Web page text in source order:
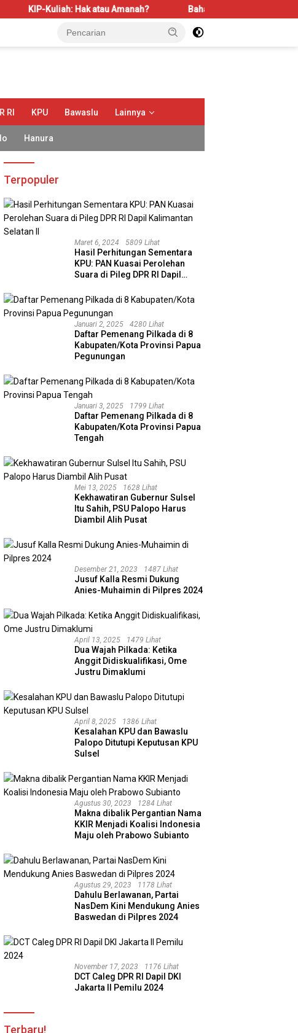
Hak atau Amanah? Bahas LBS dan LP2B, REI Kalbar Dorong
RI KPU Bawaslu Lainnya
Hanura
Terpopuler
Maret 6, 2024 5809 Lihat
Hasil Perhitungan Sementara
KPU: PAN Kuasai Perolehan
Suara di Pileg DPR RI Dapil
Januari 2, 2025 4280 Lihat
Daftar Pemenang Pilkada di 8
Kabupaten/Kota Provinsi Papua
Pegunungan
Januari 3, 2025 1799 Lihat
Daftar Pemenang Pilkada di 8
Kabupaten/Kota Provinsi Papua
Tengah
Mei 13, 2025 1628 Lihat
Kekhawatiran Gubernur Sulsel
Itu Sahih, PSU Palopo Harus
Diambil Alih Pusat
Desember 21, 2023 1487 Lihat
Jusuf Kalla Resmi Dukung
Anies-Muhaimin di Pilpres 2024
April 13, 2025 1479 Lihat
Dua Wajah Pilkada: Ketika
Anggit Didiskualifikasi, Ome
Justru Dimaklumi
April 8, 2025 1386 Lihat
Kesalahan KPU dan Bawaslu
Palopo Ditutupi Keputusan KPU
Sulsel
Agustus 30, 2023 1284 Lihat
Makna dibalik Pergantian Nama
KKIR Menjadi Koalisi Indonesia
Maju oleh Prabowo Subianto
Agustus 29, 2023 1178 Lihat
Dahulu Berlawanan, Partai
NasDem Kini Mendukung Anies
Baswedan di Pilpres 2024
November 17, 2023 1176 Lihat
DCT Caleg DPR RI Dapil DKI
Jakarta II Pemilu 2024
Terbaru!